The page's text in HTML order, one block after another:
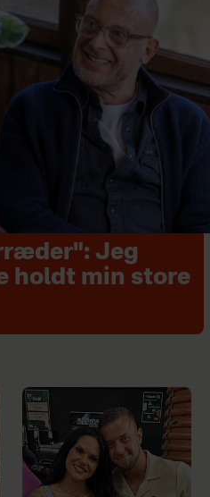
Jeg
holdt min store